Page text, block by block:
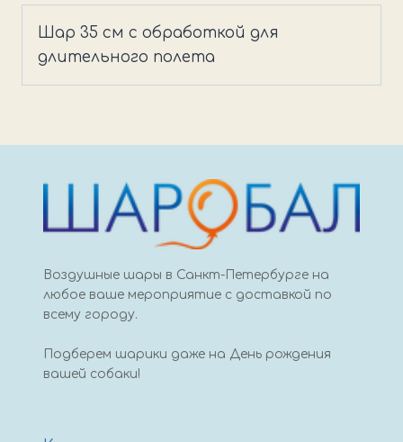
пастель
черный
Шар 35 см с обработкой для
длительного полета
Воздушные шары в Санкт-Петербурге на
любое ваше мероприятие с доставкой по
всему городу.
Подберем шарики даже на День рождения
вашей собаки!